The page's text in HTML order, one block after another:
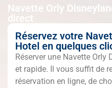
Navette Orly
direct
Réservez votre
Hotel en quelques
Réserver une Navette
et rapide. Il vous suffit de
réservation en ligne, de